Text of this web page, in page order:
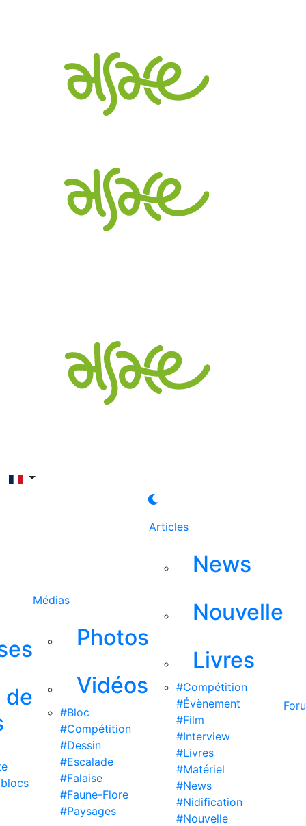
de
Médias
Photos
Vidéos
#Bloc
#Compétition
#Dessin
#Escalade
#Falaise
#Faune-Flore
#Paysages
Articles
News
Nouvelle
Livres
#Compétition
#Évènement
#Film
#Interview
#Livres
#Matériel
#News
#Nidification
#Nouvelle